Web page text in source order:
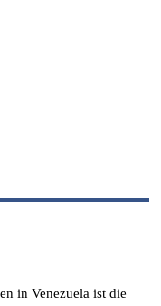
in Venezuela ist die